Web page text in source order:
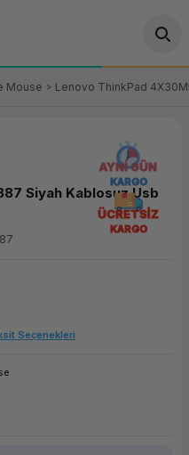
VT Ürünleri
Fiş Yazıcı
Self Servis Ekranı
Panel PC
Mouse Lenovo ThinkPad
AYNI GÜN
KARGO
ÜCRETSİZ
KARGO
Siyah Kablosuz Usb
Seçenekleri